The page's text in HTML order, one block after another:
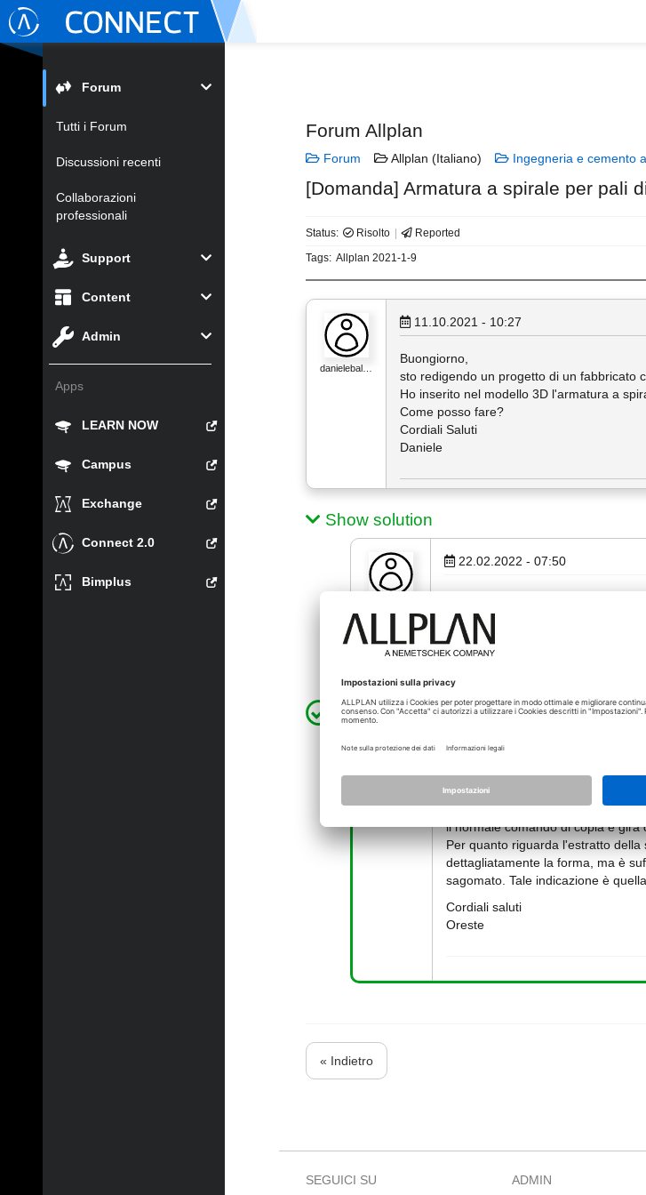
Forum
Tutti i Forum
Discussioni recenti
Collaborazioni
professionali
Support
Content
Admin
Apps
LEARN NOW
Campus
Exchange
Connect 2.0
Bimplus
Forum Allplan
Forum Allplan (Italiano) Ingegneria e cemento
[Domanda] Armatura a spirale per pali
Status: Risolto
Reported
Tags: Allplan 2021-1-9
danielebal…
11.10.2021 - 10:27
Buongiorno,
sto redigendo un progetto di un fabbricato
Ho inserito nel modello 3D l'armatura a
Come posso fare?
Cordiali Saluti
Daniele
Show solution
22.02.2022 - 07:50
A me invece interessa capire
Grazie mille
[Soluzione]
Buongiorno, le armature a spirale
"armatura a spirale"; le barre
(ovviamente con l'ausilio di una
Un altro metodo di posa è quello
il normale comando di copia e gira
Per quanto riguarda l'estratto
dettagliatamente la forma, ma è
sagomato. Tale indicazione è
Cordiali saluti
Oreste
« Indietro
SEGUICI SU ADMIN